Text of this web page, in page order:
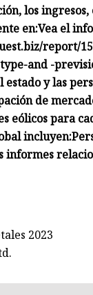
los
en:Vea el
report/
and -
y las
de
eólicos para
incluyen:
informes
2023